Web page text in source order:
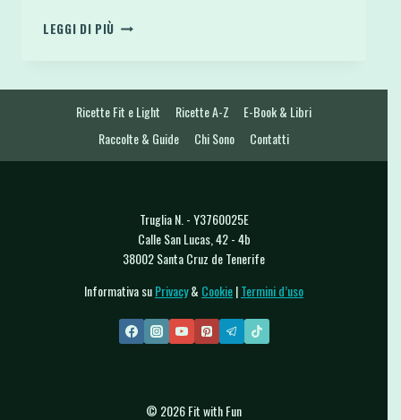
LEGGI DI PIÙ APPLE
E
VELOCI
MELA
Ricette Fit e Light Ricette A-Z
E-Book & Libri
Raccolte & Guide
Chi Sono Contatti
Truglia N. - Y3760025E
Calle San Lucas, 42 - 4b
38002 Santa Cruz de Tenerife
Informativa suPrivacy& Cookie|Termini d’uso
© 2026 Fit with Fun